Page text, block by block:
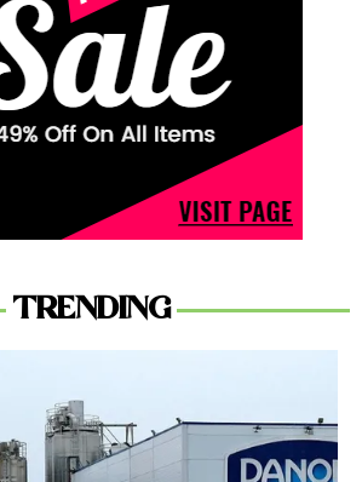
TRENDING